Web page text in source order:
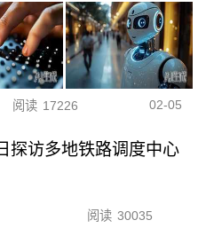
阅读 17226 02-05
探访多地铁路调度中心
阅读 30035